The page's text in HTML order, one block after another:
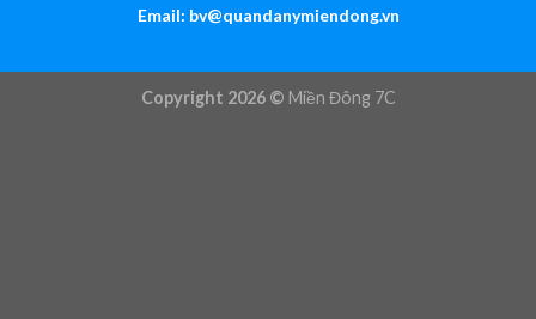
Email: bv@quandanymiendong.vn
Copyright 2026 © Miền Đông 7C